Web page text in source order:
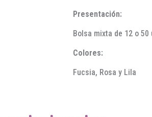
Presentación:
Bolsa mixta de 12 o 50
Colores:
Fucsia, Rosa y Lila